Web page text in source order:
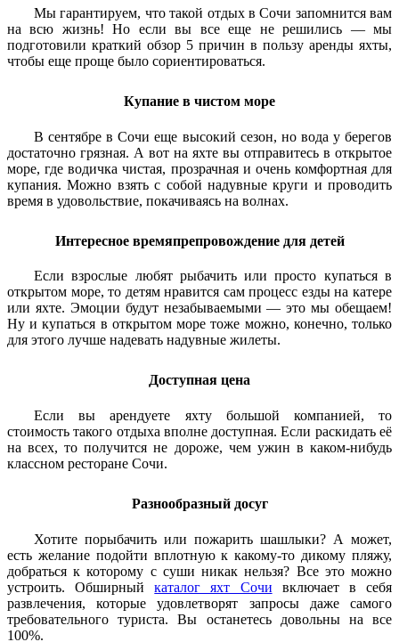
Мы гарантируем, что такой отдых в Сочи запомнится вам
на всю жизнь! Но если вы все еще не решились — мы
подготовили краткий обзор 5 причин в пользу аренды яхты,
чтобы еще проще было сориентироваться.
Купание в чистом море
В сентябре в Сочи еще высокий сезон, но вода у берегов
достаточно грязная. А вот на яхте вы отправитесь в открытое
море, где водичка чистая, прозрачная и очень комфортная для
купания. Можно взять с собой надувные круги и проводить
время в удовольствие, покачиваясь на волнах.
Интересное времяпрепровождение для детей
Если взрослые любят рыбачить или просто купаться в
открытом море, то детям нравится сам процесс езды на катере
или яхте. Эмоции будут незабываемыми — это мы обещаем!
Ну и купаться в открытом море тоже можно, конечно, только
для этого лучше надевать надувные жилеты.
Доступная цена
Если вы арендуете яхту большой компанией, то
стоимость такого отдыха вполне доступная. Если раскидать её
на всех, то получится не дороже, чем ужин в каком-нибудь
классном ресторане Сочи.
Разнообразный досуг
Хотите порыбачить или пожарить шашлыки? А может,
есть желание подойти вплотную к какому-то дикому пляжу,
добраться к которому с суши никак нельзя? Все это можно
устроить. Обширныйкаталог яхт Сочи включает в себя
развлечения, которые удовлетворят запросы даже самого
требовательного туриста. Вы останетесь довольны на все
100%.